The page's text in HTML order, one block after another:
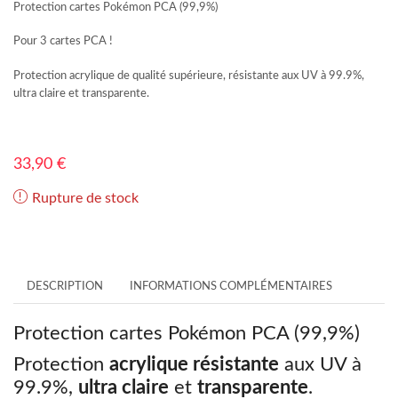
Protection cartes Pokémon PCA (99,9%)
Pour 3 cartes PCA !
Protection acrylique de qualité supérieure, résistante aux UV à 99.9%,
ultra claire et transparente.
33,90 €
Rupture de stock
DESCRIPTION INFORMATIONS COMPLÉMENTAIRES
Protection cartes Pokémon PCA (99,9%)
Protection acrylique résistante aux UV à
99.9%, ultra claire et transparente.